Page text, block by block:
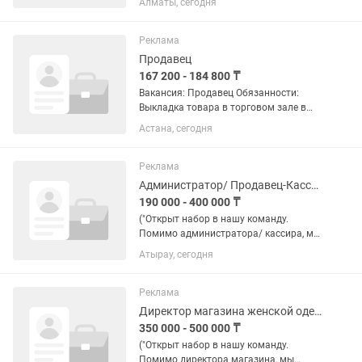
200 000 ₸ (15–16 ауысым) Міндеттері: •
Тауарлардың жарамдылық...
Алматы, сегодня
Реклама
Продавец
167 200 - 184 800 ₸
Вакансия: Продавец Обязанности:
Выкладка товара в торговом зале в
соответствии со стандартами
компании. Контроль наличия, сроков
Поддержание порядка и...
Астана, сегодня
Реклама
Администратор/ Продавец-Кассир магазина женской одежды
190 000 - 400 000 ₸
("Открыт набор в нашу команду.
Помимо администратора/ кассира, мы
также приглашаем директоров,
мерчендайзеров и продавцов-
Организация эффективной работы...
Атырау, сегодня
Реклама
Директор магазина женской одежды
350 000 - 500 000 ₸
("Открыт набор в нашу команду.
Помимо директора магазина, мы